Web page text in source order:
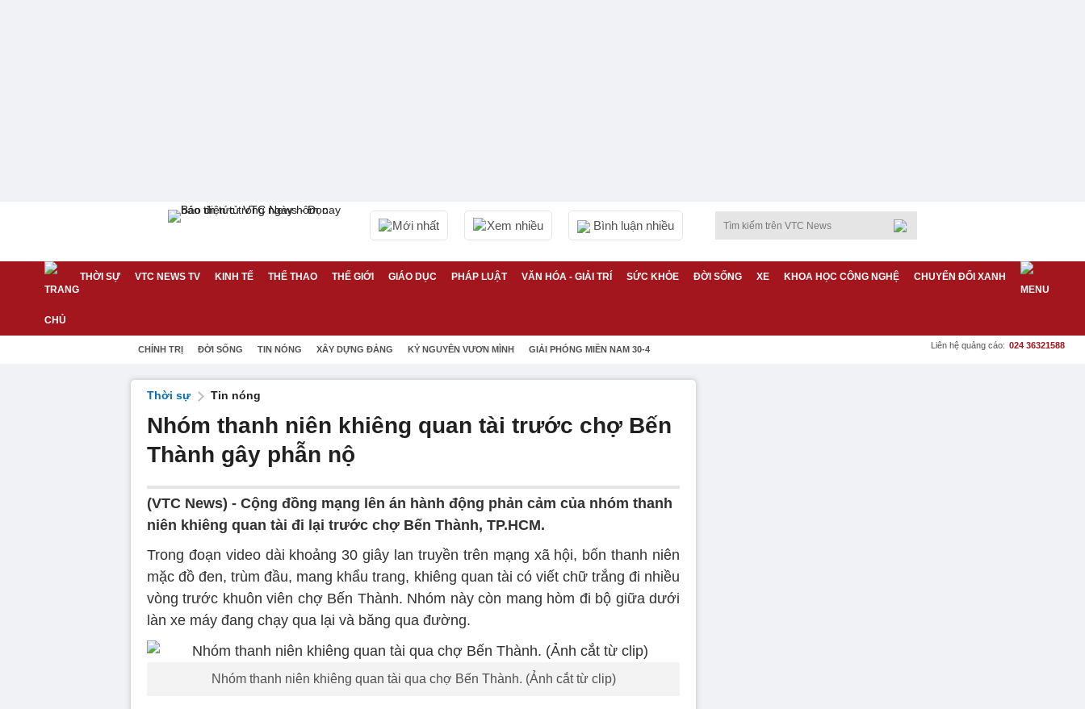
Mới nhất Xem nhiều Bình luận nhiều
THỜI SỰ VTC NEWS TV KINH TẾ THỂ THAO THẾ GIỚI GIÁO DỤC PHÁP LUẬT VĂN HÓA - GIẢI TRÍ SỨC KHỎE ĐỜI SỐNG XE KHOA HỌC CÔNG NGHỆ CHUYỂN ĐỔI XANH
CHÍNH TRỊ ĐỜI SỐNG TIN NÓNG XÂY DỰNG ĐẢNG KỶ NGUYÊN VƯƠN MÌNH GIẢI PHÓNG MIỀN NAM 30-4 Liên hệ quảng cáo: 024 36321588
Thời sự Tin nóng
Nhóm thanh niên khiêng quan tài trước chợ Bến
Thành gây phẫn nộ
(VTC News) - Cộng đồng mạng lên án hành động phản cảm của nhóm thanh
niên khiêng quan tài đi lại trước chợ Bến Thành, TP.HCM.
Trong đoạn video dài khoảng 30 giây lan truyền trên mạng xã hội, bốn thanh niên
mặc đồ đen, trùm đầu, mang khẩu trang, khiêng quan tài có viết chữ trắng đi nhiều
vòng trước khuôn viên chợ Bến Thành. Nhóm này còn mang hòm đi bộ giữa dưới
làn xe máy đang chạy qua lại và băng qua đường.
Nhóm thanh niên khiêng quan tài qua chợ Bến Thành. (Ảnh cắt từ clip)